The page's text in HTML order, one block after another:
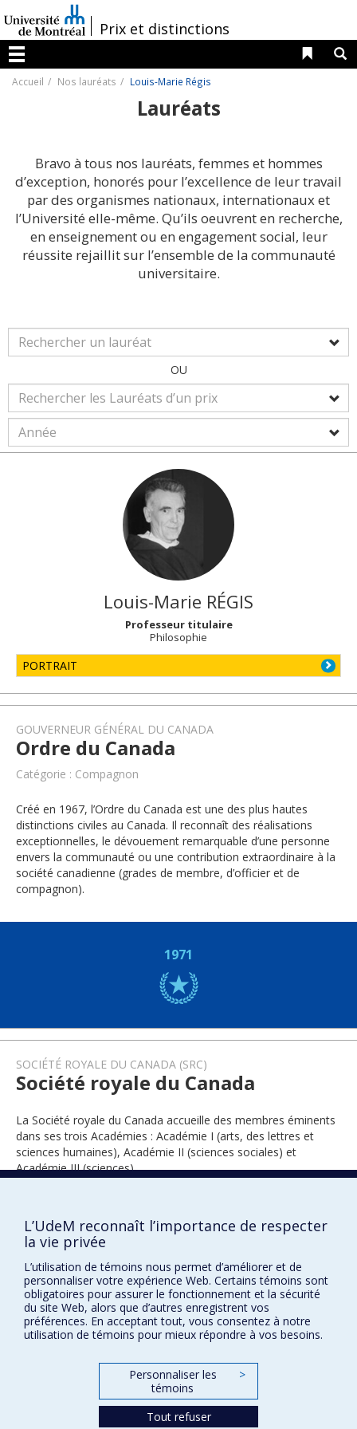
au
contenu
/Prix et distinctions
Menu
Liens
Accueil Nos lauréats Louis-Marie Régis
Lauréats
Bravo à tous nos lauréats, femmes et hommes
d’exception, honorés pour l’excellence de leur travail
par des organismes nationaux, internationaux et
l’Université elle-même. Qu’ils oeuvrent en recherche,
en enseignement ou en engagement social, leur
réussite rejaillit sur l’ensemble de la communauté
universitaire.
OU
Louis-Marie RÉGIS
Professeur titulaire
Philosophie
PORTRAIT
GOUVERNEUR GÉNÉRAL DU CANADA
Ordre du Canada
Catégorie : Compagnon
Créé en 1967, l’Ordre du Canada est une des plus hautes
distinctions civiles au Canada. Il reconnaît des réalisations
exceptionnelles, le dévouement remarquable d’une personne
envers la communauté ou une contribution extraordinaire à la
société canadienne (grades de membre, d’officier et de
compagnon).
1971
SOCIÉTÉ ROYALE DU CANADA (SRC)
Société royale du Canada
La Société royale du Canada accueille des membres éminents
dans ses trois Académies : Académie I (arts, des lettres et
sciences humaines), Académie II (sciences sociales) et
Académie III (sciences).
1953
L’UdeM reconnaît l’importance de respecter
la vie privée
L’utilisation de témoins nous permet d’améliorer et de
personnaliser votre expérience Web. Certains témoins sont
obligatoires pour assurer le fonctionnement et la sécurité
du site Web, alors que d’autres enregistrent vos
préférences. En acceptant tout, vous consentez à notre
utilisation de témoins pour mieux répondre à vos besoins.
Personnaliser les
témoins
>
Tout refuser